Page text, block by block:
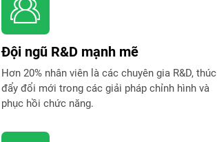
Đội ngũ R&D mạnh mẽ
Hơn 20% nhân viên là các chuyên gia R&D, thúc
đẩy đổi mới trong các giải pháp chỉnh hình và
phục hồi chức năng.